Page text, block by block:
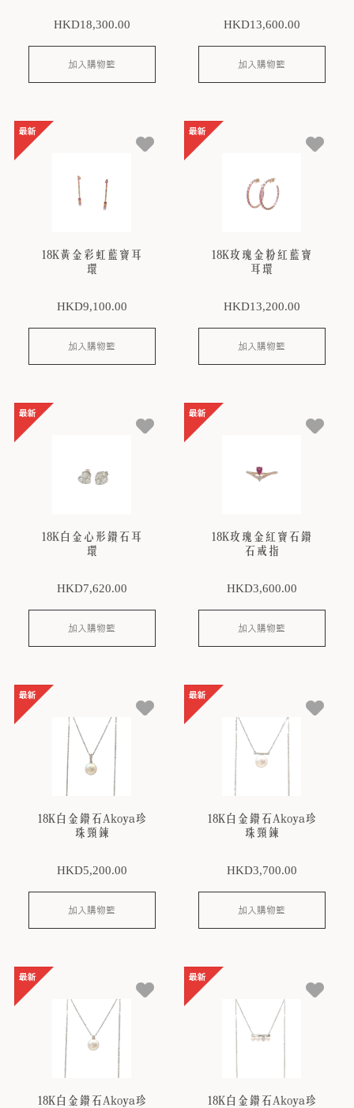
HKD18,300.00
加入購物籃
HKD13,600.00
加入購物籃
18K黃金彩虹藍寶耳
環
HKD9,100.00
加入購物籃
18K玫瑰金粉紅藍寶
耳環
HKD13,200.00
加入購物籃
18K白金心形鑽石耳
環
HKD7,620.00
加入購物籃
18K玫瑰金紅寶石鑽
石戒指
HKD3,600.00
加入購物籃
18K白金鑽石Akoya珍
珠頸鍊
HKD5,200.00
加入購物籃
18K白金鑽石Akoya珍
珠頸鍊
HKD3,700.00
加入購物籃
18K白金鑽石Akoya珍
18K白金鑽石Akoya珍